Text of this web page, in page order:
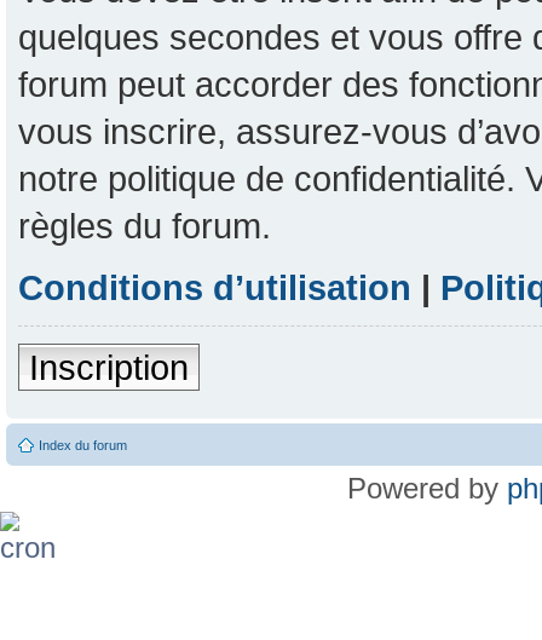
quelques secondes et vous offre
forum peut accorder des
vous inscrire, assurez-vous
notre politique de confidentialité.
règles du forum.
Conditions d’utilisation |
Inscription
Index du forum
Powered by